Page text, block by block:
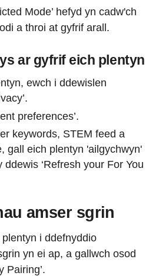
Mode’ hefyd yn cadw'ch
a throi at gyfrif arall.
ar gyfrif eich plentyn
ewch i ddewislen
preferences’.
keywords, STEM feed a
gall eich plentyn 'ailgychwyn'
‘Refresh your For You
amser sgrin
i ddefnyddio
yn ei ap, a gallwch osod
Pairing’.